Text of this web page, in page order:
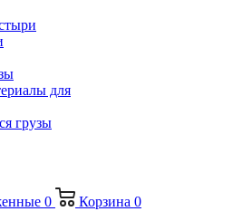
для
грузы
0 Корзина 0